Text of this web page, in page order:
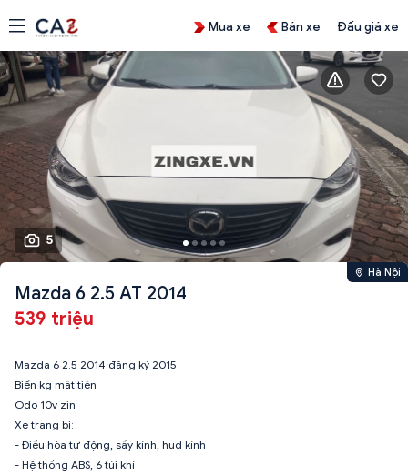
Mua xe Bán xe Đấu giá xe
5
Hà Nội
Mazda 6 2.5 AT 2014
539 triệu
Mazda 6 2.5 2014 đăng ký 2015
Biển kg mất tiền
Odo 10v zin
Xe trang bị:
- Điều hòa tự động, sấy kính, hud kính
- Hệ thống ABS, 6 túi khí